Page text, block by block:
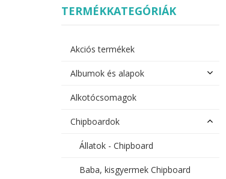
TERMÉKKATEGÓRIÁK
Akciós termékek
Albumok és alapok
Alkotócsomagok
Chipboardok
Állatok - Chipboard
Baba, kisgyermek Chipboard